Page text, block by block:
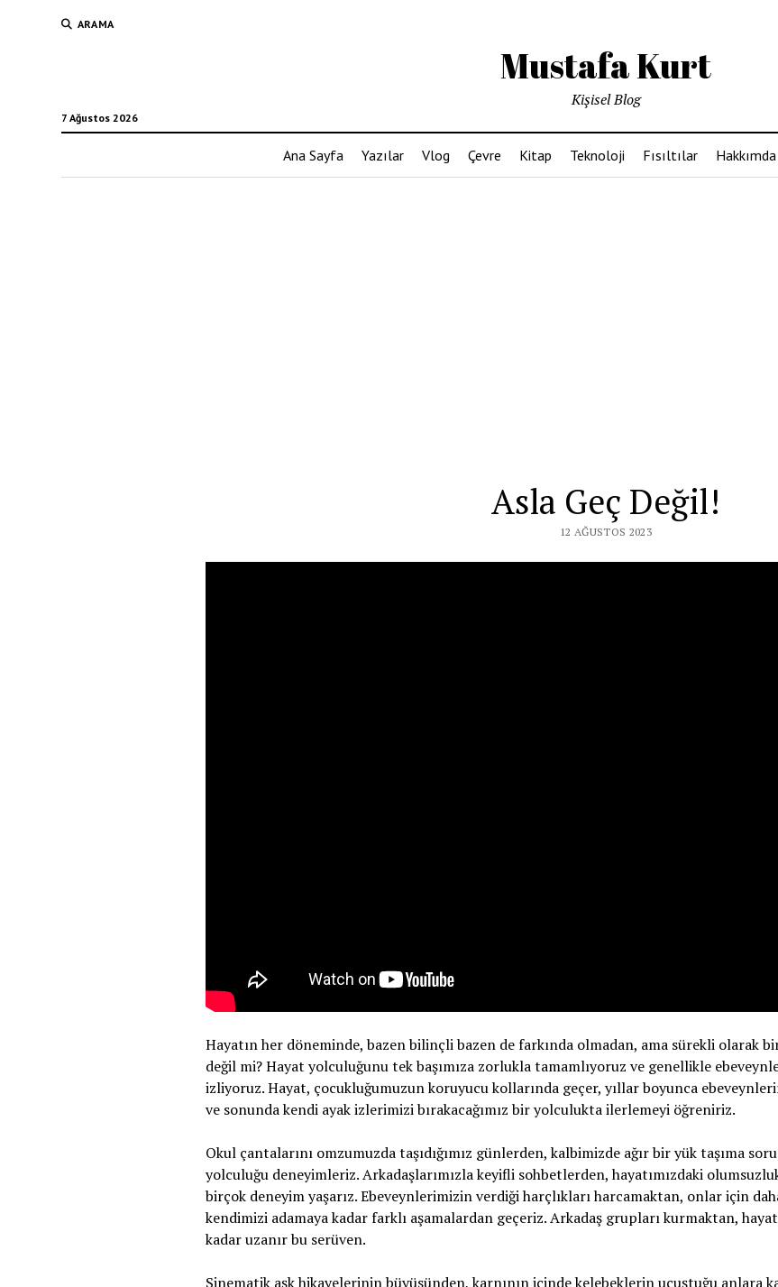
ARAMA
Mustafa Kurt
7 Ağustos 2026
Kişisel Blog
Ana Sayfa Yazılar Vlog Çevre Kitap Teknoloji Fısıltılar Hakkımda
Asla Geç Değil!
12 AĞUSTOS 2023
Hayatın her döneminde, bazen bilinçli bazen de farkında olmadan, ama sürekli olarak
değil mi? Hayat yolculuğunu tek başımıza zorlukla tamamlıyoruz ve genellikle
izliyoruz. Hayat, çocukluğumuzun koruyucu kollarında geçer, yıllar boyunca
ve sonunda kendi ayak izlerimizi bırakacağımız bir yolculukta ilerlemeyi öğreniriz.
Okul çantalarını omzumuzda taşıdığımız günlerden, kalbimizde ağır bir yük taşıma
yolculuğu deneyimleriz. Arkadaşlarımızla keyifli sohbetlerden, hayatımızdaki
birçok deneyim yaşarız. Ebeveynlerimizin verdiği harçlıkları harcamaktan, onlar için
kendimizi adamaya kadar farklı aşamalardan geçeriz. Arkadaş grupları kurmaktan,
kadar uzanır bu serüven.
Sinematik aşk hikayelerinin büyüsünden, karnının içinde kelebeklerin uçuştuğu anlara